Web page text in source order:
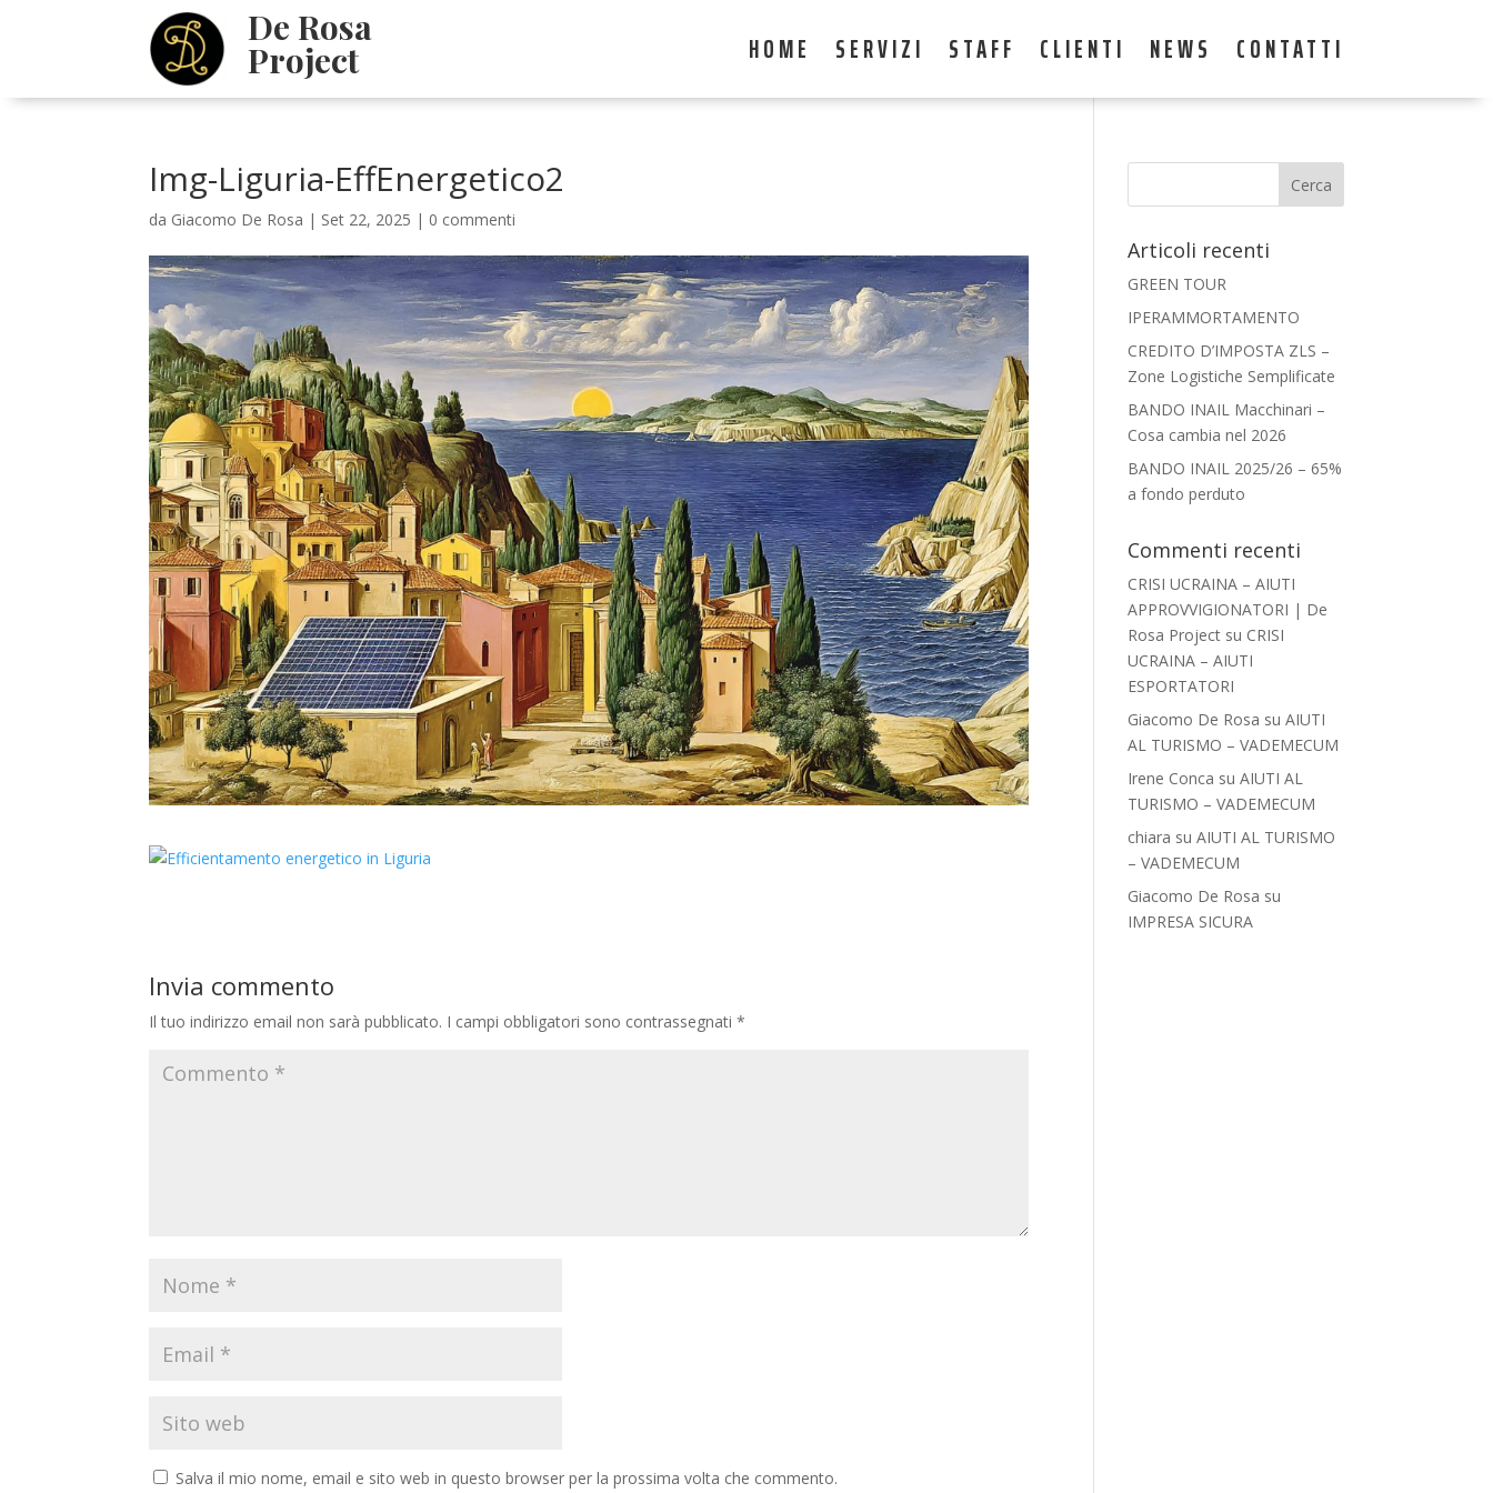
De Rosa
Project HOME SERVIZI STAFF CLIENTI NEWS CONTATTI
Img-Liguria-EffEnergetico2
da Giacomo De Rosa | Set 22, 2025 | 0 commenti
Invia commento
Il tuo indirizzo email non sarà pubblicato. I campi obbligatori sono contrassegnati*
Salva il mio nome, email e sito web in questo browser per la prossima volta che commento.
Articoli recenti
GREEN TOUR
IPERAMMORTAMENTO
CREDITO D’IMPOSTA ZLS –
Zone Logistiche Semplificate
BANDO INAIL Macchinari –
Cosa cambia nel 2026
BANDO INAIL 2025/26 – 65%
a fondo perduto
Commenti recenti
CRISI UCRAINA – AIUTI
APPROVVIGIONATORI | De
Rosa Project su CRISI
UCRAINA – AIUTI
ESPORTATORI
Giacomo De Rosa suAIUTI
AL TURISMO – VADEMECUM
Irene Conca suAIUTI AL
TURISMO – VADEMECUM
chiara suAIUTI AL TURISMO
– VADEMECUM
Giacomo De Rosa su
IMPRESA SICURA